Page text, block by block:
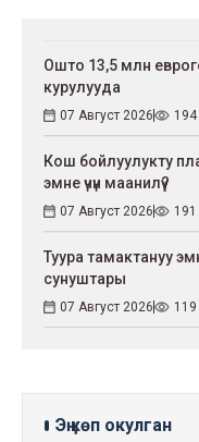
Ошто 13,5 млн
курулууда
07 Август 2026 194
Кош бойлуулукту
эмне үчүн маанилүү?
07 Август 2026 191
Туура тамактануу
сунуштары
07 Август 2026 119
Эң көп окулган